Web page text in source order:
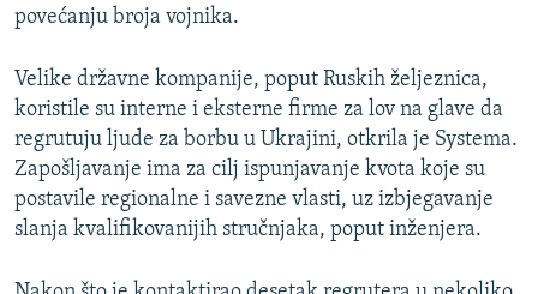
povećanju broja vojnika.
Velike državne kompanije, poput Ruskih željeznica,
koristile su interne i eksterne firme za lov na glave da
regrutuju ljude za borbu u Ukrajini, otkrila je Systema.
Zapošljavanje ima za cilj ispunjavanje kvota koje su
postavile regionalne i savezne vlasti, uz izbjegavanje
slanja kvalifikovanijih stručnjaka, poput inženjera.